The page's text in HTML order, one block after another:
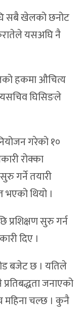
सबै खेलको छनोट
यसअघि नै
हकमा औचित्य
घिसिङले
गरेको १०
रोक्का
गर्ने तयारी
थियो ।
प्रशिक्षण सुरु गर्न
दिए ।
बजेट छ । यतिले